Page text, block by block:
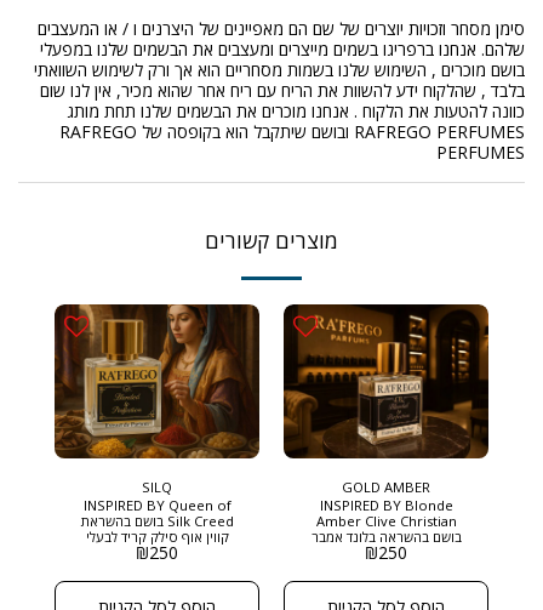
סימן מסחר וזכויות יוצרים של שם הם מאפיינים של היצרנים ו / או המעצבים
שלהם. אנחנו ברפריגו בשמים מייצרים ומעצבים את הבשמים שלנו במפעלי
בושם מוכרים , השימוש שלנו בשמות מסחריים הוא אך ורק לשימוש השוואתי
בלבד , שהלקוח ידע להשוות את הריח עם ריח אחר שהוא מכיר, אין לנו שום
כוונה להטעות את הלקוח . אנחנו מוכרים את הבשמים שלנו תחת מותג
RAFREGO PERFUMES ובושם שיתקבל הוא בקופסה של RAFREGO
PERFUMES
מוצרים קשורים
GOLD AMBER
INSPIRED BY Blonde
Amber Clive Christian
בושם בהשראה בלונד אמבר
קלייב כריסטיאן בושם חם,
יוקרה ואופי ייחודי. מתאים
לאנשים שמחפשים ניחוח
₪250
SILQ
INSPIRED BY Queen of
Silk Creed בושם בהשראת
קווין אוף סילק קריד לבעלי
טעם נדיר שמחפשים ניחוח
SILQ – ניחוח של מלכות,
שנשאר הרבה אחרי שיצאת.
₪250